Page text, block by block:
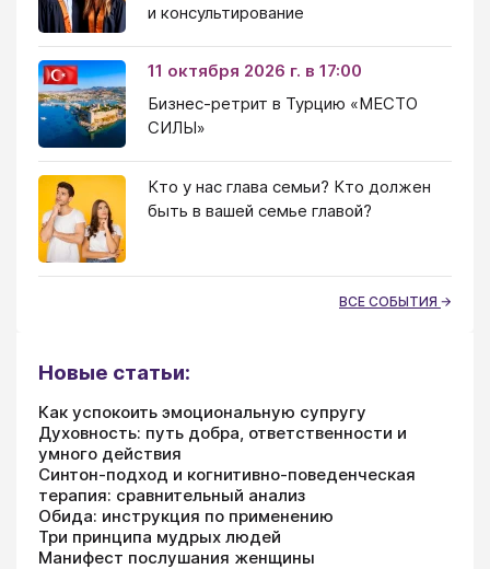
и консультирование
11 октября 2026 г. в 17:00
Бизнес-ретрит в Турцию «МЕСТО
СИЛЫ»
Кто у нас глава семьи? Кто должен
быть в вашей семье главой?
ВСЕ СОБЫТИЯ
Новые статьи:
Как успокоить эмоциональную супругу
Духовность: путь добра, ответственности и
умного действия
Синтон-подход и когнитивно-поведенческая
терапия: сравнительный анализ
Обида: инструкция по применению
Три принципа мудрых людей
Манифест послушания женщины